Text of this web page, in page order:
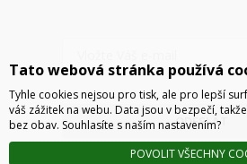
ODESLAT
Tato webová stránka používá
Tyhle cookies nejsou pro tisk, ale pro lepší
váš zážitek na webu. Data jsou v bezpečí,
bez obav. Souhlasíte s naším nastavením?
POVOLIT VŠECHNY